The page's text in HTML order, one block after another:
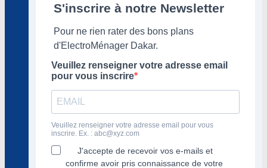
S'inscrire à notre Newsletter
Pour ne rien rater des bons plans
d'ElectroMénager Dakar.
Veuillez renseigner votre adresse email
pour vous inscrire
Veuillez renseigner votre adresse email pour vous
inscrire. Ex. : abc@xyz.com
J'accepte de recevoir vos e-mails et
confirme avoir pris connaissance de votre